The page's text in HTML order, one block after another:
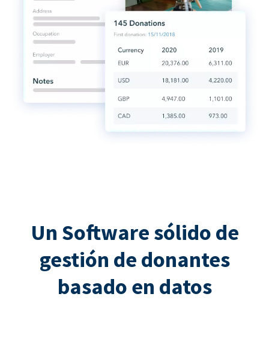
Un Software sólido de
gestión de donantes
basado en datos